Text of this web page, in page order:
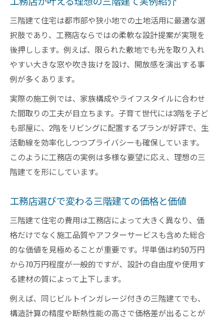
工務店流・三階建ての空間活用アイデア集
三階建て間取りでビルトインガレージ実現
法
工務店と作る三階建てエレベーター設計術
工務店が語る三階建ての採光と動線の秘訣
費用と間取りで悩むなら工務店の知恵を活用
工務店で三階建て費用を抑えるポイント解
説
工務店が教える三階建て坪単価の実際と注
意点
三階建て間取りと総額費用のバランスを探
工務店に相談したい三階建て費用の内訳と
は
三階建てブログ事例で費用の傾向を知る方
法
工務店で叶える快適な三階建て暮らしのコツ
法
三階建てエレベーターの設置で暮らしを快
三階建て住宅は都市部や狭小地での土地活用に最適な選
択肢であり、工務店ならではの柔軟な設計提案が実現を
後押しします。例えば、限られた敷地でも光を取り入れ
やすい大きな窓や吹き抜けを設け、開放感を演出する事
例が多くあります。
実際の施工例では、家族構成やライフスタイルに合わせ
た間取りの工夫が目立ちます。子育て世代には3階を子ど
も部屋に、2階をリビングに配置するプランが好評で、生
活動線を効率化しつつプライバシーも確保しています。
このように工務店の実例は多様な要望に応え、理想の三
階建てを形にしています。
工務店選びで変わる三階建ての価格と価値
三階建て住宅の費用は工務店によって大きく異なり、価
格だけでなく施工品質やアフターサービスも含めた総合
的な価値を見極めることが重要です。坪単価は約50万円
から70万円程度が一般的ですが、設計の自由度や使用す
る建材の質によって上下します。
例えば、同じビルトインガレージ付きの三階建てでも、
構造計算の精度や断熱性能の高さで価格差が出ることが